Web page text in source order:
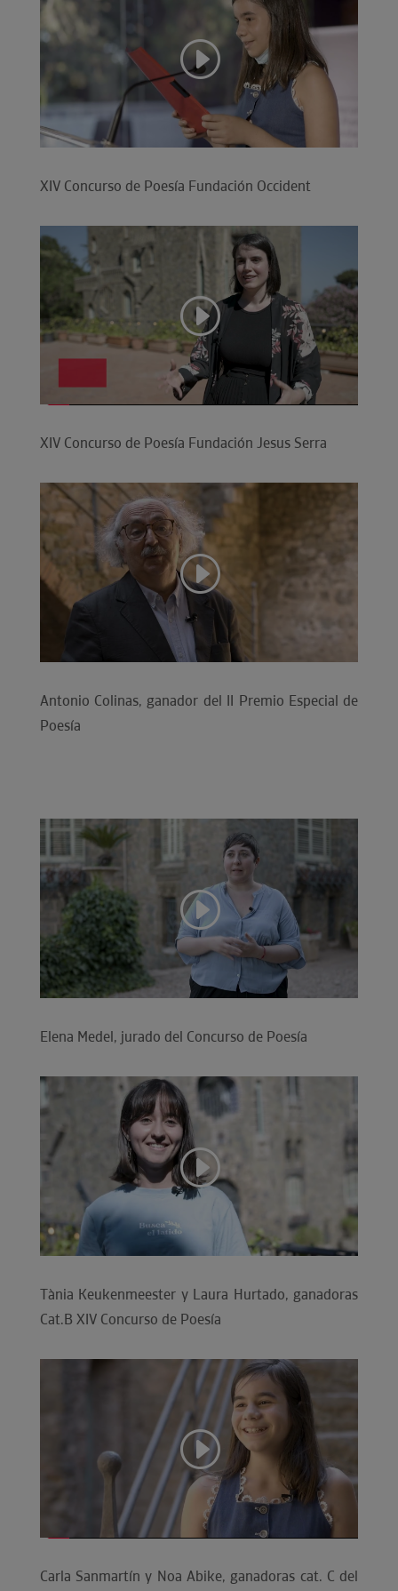
XIV Concurso de Poesía Fundación Occident
XIV Concurso de Poesía Fundación Jesus Serra
Antonio Colinas, ganador del II Premio Especial de
Poesía
Elena Medel, jurado del Concurso de Poesía
Tània Keukenmeester y Laura Hurtado, ganadoras
Cat.B XIV Concurso de Poesía
Carla Sanmartín y Noa Abike, ganadoras cat. C del